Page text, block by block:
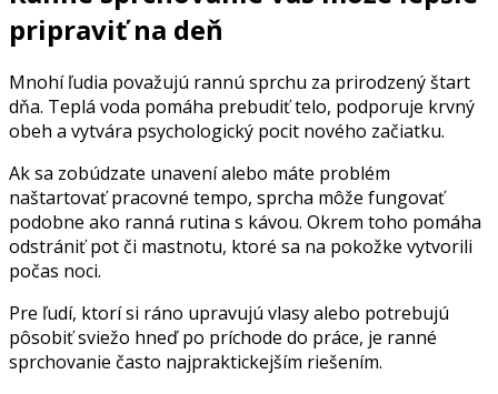
pripraviť na deň
Mnohí ľudia považujú rannú sprchu za prirodzený štart
dňa. Teplá voda pomáha prebudiť telo, podporuje krvný
obeh a vytvára psychologický pocit nového začiatku.
Ak sa zobúdzate unavení alebo máte problém
naštartovať pracovné tempo, sprcha môže fungovať
podobne ako ranná rutina s kávou. Okrem toho pomáha
odstrániť pot či mastnotu, ktoré sa na pokožke vytvorili
počas noci.
Pre ľudí, ktorí si ráno upravujú vlasy alebo potrebujú
pôsobiť sviežo hneď po príchode do práce, je ranné
sprchovanie často najpraktickejším riešením.